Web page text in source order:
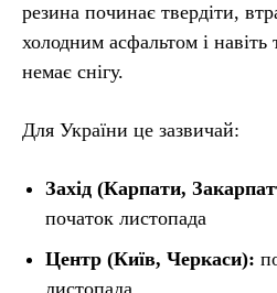
резина починає твердіти,
холодним асфальтом і навіть
немає снігу.
Для України це зазвичай:
Захід (Карпати,
початок листопада
Центр (Київ, Черкаси):
листопада